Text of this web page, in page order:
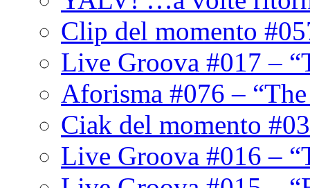
Clip del momento
Live Groova #017 –
Aforisma #076 –
Ciak del momento
Live Groova #016 –